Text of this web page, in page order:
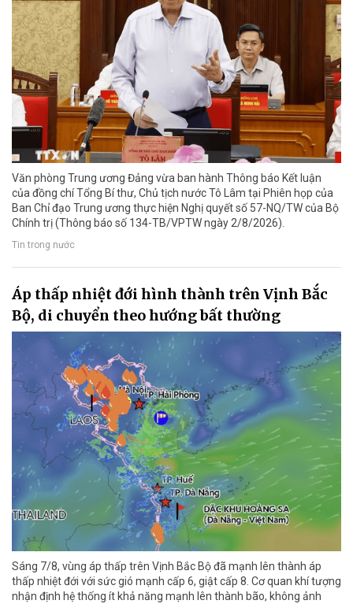
Văn phòng Trung ương Đảng vừa ban hành Thông báo Kết luận
của đồng chí Tổng Bí thư, Chủ tịch nước Tô Lâm tại Phiên họp của
Ban Chỉ đạo Trung ương thực hiện Nghị quyết số 57-NQ/TW của Bộ
Chính trị (Thông báo số 134-TB/VPTW ngày 2/8/2026).
Tin trong nước
Áp thấp nhiệt đới hình thành trên Vịnh Bắc
Bộ, di chuyển theo hướng bất thường
Sáng 7/8, vùng áp thấp trên Vịnh Bắc Bộ đã mạnh lên thành áp
thấp nhiệt đới với sức gió mạnh cấp 6, giật cấp 8. Cơ quan khí tượng
nhận định hệ thống ít khả năng mạnh lên thành bão, không ảnh